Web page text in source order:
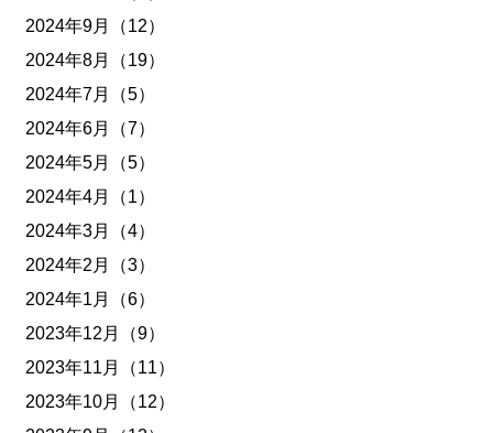
2024年9月（12）
2024年8月（19）
2024年7月（5）
2024年6月（7）
2024年5月（5）
2024年4月（1）
2024年3月（4）
2024年2月（3）
2024年1月（6）
2023年12月（9）
2023年11月（11）
2023年10月（12）